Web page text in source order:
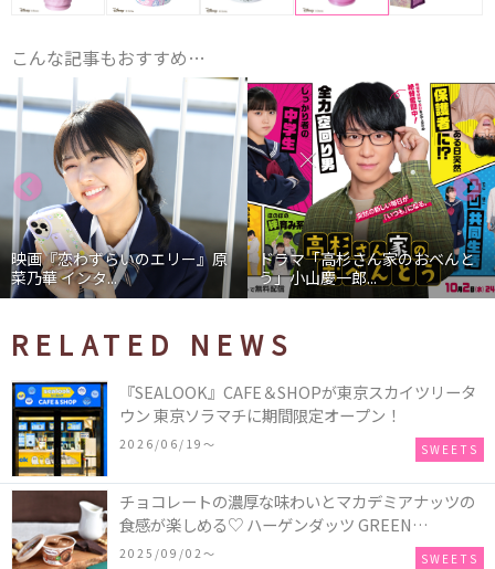
こんな記事もおすすめ…
映画『恋わずらいのエリー』原
菜乃華 インタ...
ドラマ「高杉さん家のおべんと
う」小山慶一郎...
RELATED NEWS
『SEALOOK』CAFE＆SHOPが東京スカイツリータ
ウン 東京ソラマチに期間限定オープン！
2026/06/19〜 SWEETS
チョコレートの濃厚な味わいとマカデミアナッツの
食感が楽しめる♡ ハーゲンダッツ GREEN
CRAFT(グリーンクラフト) ミニカップ『チョコレー
2025/09/02〜 SWEETS